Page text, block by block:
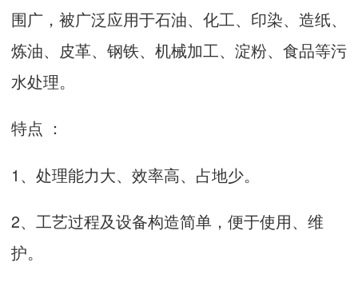
围广，被广泛应用于石油、化工、印染、造纸、
炼油、皮革、钢铁、机械加工、淀粉、食品等污
水处理。
特点 ：
1、处理能力大、效率高、占地少。
2、工艺过程及设备构造简单，便于使用、维
护。